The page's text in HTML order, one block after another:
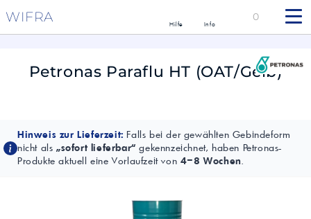
WIFRA Hilfe Info
0
Petronas Paraflu HT (OAT/Gelb)
Hinweis zur Lieferzeit: Falls bei der gewählten Gebindeform
nicht als „sofort lieferbar“ gekennzeichnet, haben Petronas-
Produkte aktuell eine Vorlaufzeit von 4–8 Wochen.